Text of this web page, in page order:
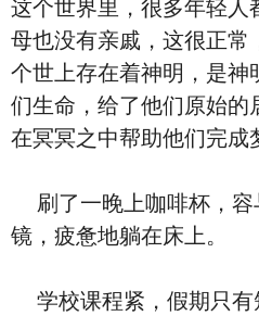
这个世界里，很多年轻人
母也没有亲戚，这很正常
个世上存在着神明，是神
们生命，给了他们原始的
在冥冥之中帮助他们完成
刷了一晚上咖啡杯，容
镜，疲惫地躺在床上。
学校课程紧，假期只有